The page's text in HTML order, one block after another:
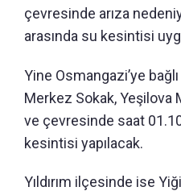
çevresinde arıza
arasında su kesintisi
Yine Osmangazi’ye
Merkez Sokak, Yeşilova
ve çevresinde saat
kesintisi yapılacak.
Yıldırım ilçesinde ise